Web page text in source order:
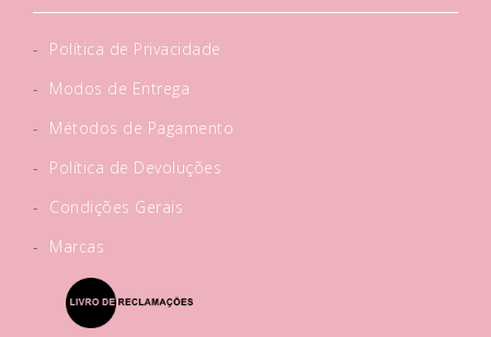
-
Política de Privacidade
-
Modos de Entrega
-
Métodos de Pagamento
-
Política de Devoluções
-
Condições Gerais
-
Marcas